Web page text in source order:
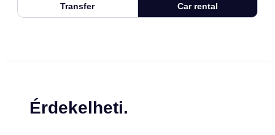
Transfer Car rental
Érdekelheti.